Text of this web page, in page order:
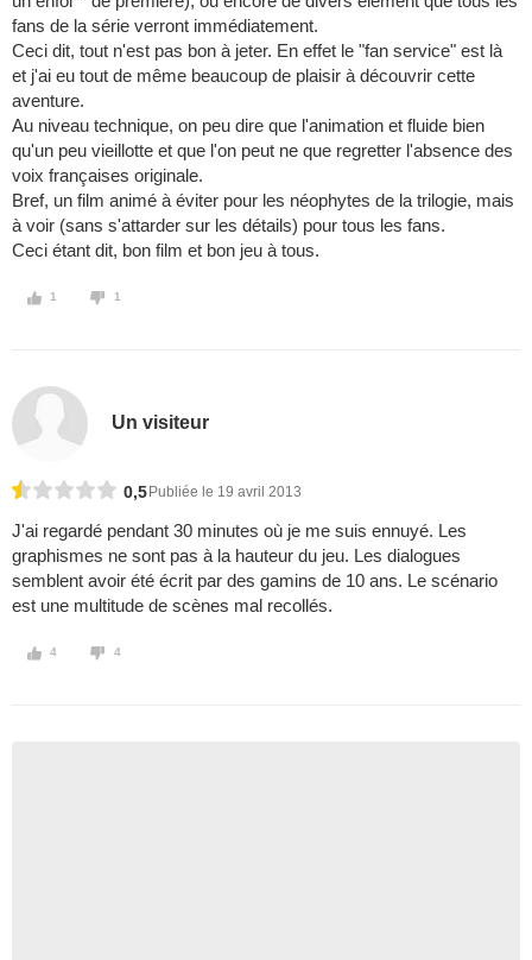
fans de la série verront immédiatement.
Ceci dit, tout n'est pas bon à jeter. En effet le "fan service" est là
et j'ai eu tout de même beaucoup de plaisir à découvrir cette
aventure.
Au niveau technique, on peu dire que l'animation et fluide bien
qu'un peu vieillotte et que l'on peut ne que regretter l'absence des
voix françaises originale.
Bref, un film animé à éviter pour les néophytes de la trilogie, mais
à voir (sans s'attarder sur les détails) pour tous les fans.
Ceci étant dit, bon film et bon jeu à tous.
1 1
Un visiteur
0,5 Publiée le 19 avril 2013
J'ai regardé pendant 30 minutes où je me suis ennuyé. Les
graphismes ne sont pas à la hauteur du jeu. Les dialogues
semblent avoir été écrit par des gamins de 10 ans. Le scénario
est une multitude de scènes mal recollés.
4 4